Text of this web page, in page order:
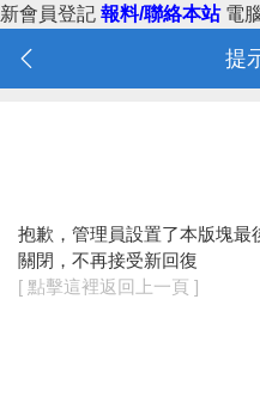
新會員登記 報料/聯絡本站 電
提
抱歉，管理員設置了本版塊最
關閉，不再接受新回復
[ 點擊這裡返回上一頁 ]